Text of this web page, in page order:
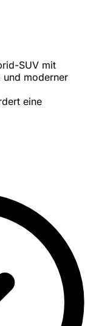
SUV mit
und moderner
eine